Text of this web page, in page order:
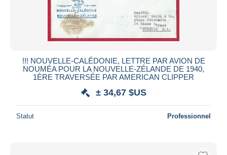
!!! NOUVELLE-CALÉDONIE, LETTRE PAR AVION DE
NOUMÉA POUR LA NOUVELLE-ZÉLANDE DE 1940,
1ÈRE TRAVERSÉE PAR AMERICAN CLIPPER
± 34,67 $US
Statut Professionnel